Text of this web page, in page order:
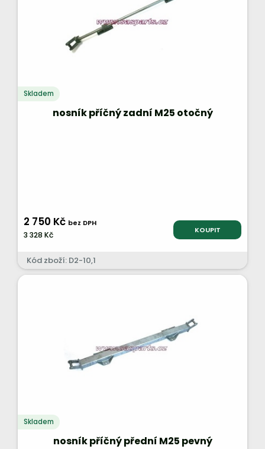
Skladem
nosník příčný zadní M25 otočný
2 750 Kč bez DPH
3 328 Kč KOUPIT
Kód zboží: D2-10,1
Skladem
nosník příčný přední M25 pevný